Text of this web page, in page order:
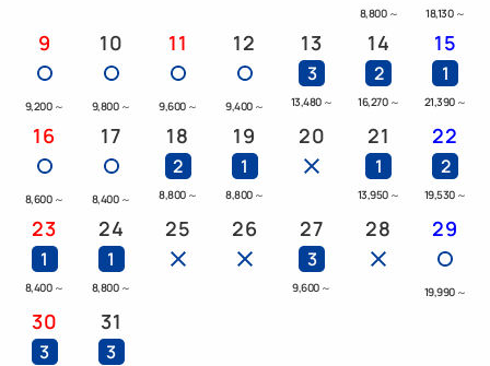
8,800 ～ 18,130 ～
9
9,200 ～
10
9,800 ～
11
9,600 ～
12
9,400 ～
13
3
13,480 ～
14
2
16,270 ～
15
1
21,390 ～
16
8,600 ～
17
8,400 ～
18
2
8,800 ～
19
1
8,800 ～
20 21
1
13,950 ～
22
2
19,530 ～
23
1
8,400 ～
24
1
8,800 ～
25 26 27
3
9,600 ～
28 29
19,990 ～
30
3
31
3